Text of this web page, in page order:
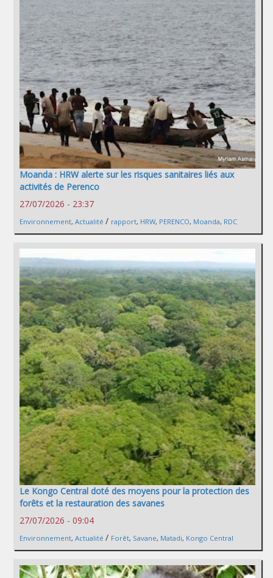
Moanda : HRW alerte sur les risques sanitaires liés aux
activités de Perenco
27/07/2026 - 23:37
Environnement, Actualité / rapport, HRW, PERENCO, Moanda, RDC
Le Kongo Central doté des moyens pour la protection des
forêts et la restauration des savanes
27/07/2026 - 09:04
Environnement, Actualité / Forêt, Savane, Matadi, Kongo Central